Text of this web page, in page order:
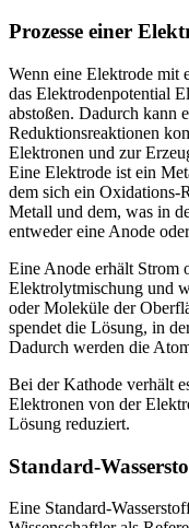
Prozesse einer
Wenn eine Elektrode mit
das Elektrodenpotential
abstoßen. Dadurch kann
Reduktionsreaktionen
Elektronen und zur
Eine Elektrode ist ein
dem sich ein Oxidations-
Metall und dem, was in
entweder eine Anode
Eine Anode erhält Strom
Elektrolytmischung und
oder Moleküle der
spendet die Lösung, in
Dadurch werden die
Bei der Kathode verhält
Elektronen von der
Lösung reduziert.
Standard-
Eine Standard-